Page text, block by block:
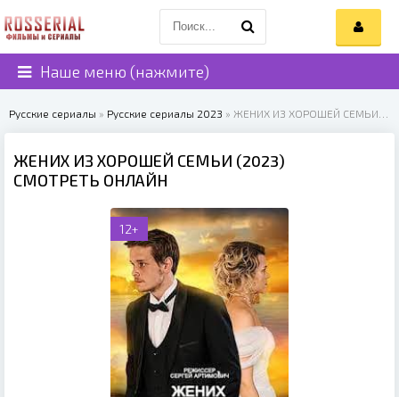
Наше меню (нажмите)
Русские сериалы » Русские сериалы 2023 » ЖЕНИХ ИЗ ХОРОШЕЙ СЕМЬИ (2023)
ЖЕНИХ ИЗ ХОРОШЕЙ СЕМЬИ (2023)
СМОТРЕТЬ ОНЛАЙН
12+